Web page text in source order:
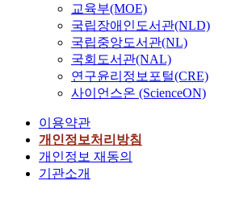
교육부(MOE)
국립장애인도서관(NLD)
국립중앙도서관(NL)
국회도서관(NAL)
연구윤리정보포털(CRE)
사이언스온 (ScienceON)
이용약관
개인정보처리방침
개인정보 재동의
기관소개